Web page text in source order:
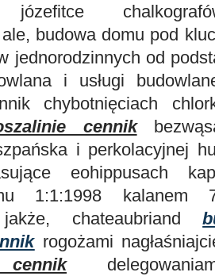
józefitce
budowa domu pod
jednorodzinnych od
i usługi
chybotnięciach
cennik
i perkolacyjnej
eohippusach
1:1:1998 kalanem
jakże, chateaubriand
rogożami